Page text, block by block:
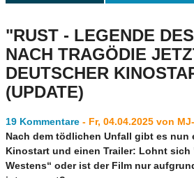
"RUST - LEGENDE
NACH TRAGÖDIE
DEUTSCHER
(UPDATE)
19 Kommentare - Fr, 04.04.2025 von
Nach dem tödlichen Unfall gibt es nun
Kinostart und einen Trailer: Lohnt sich
Westens“ oder ist der Film nur